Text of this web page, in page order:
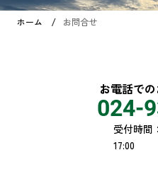
お電話で
024-
受付時間
17:00
ホーム / お問合せ